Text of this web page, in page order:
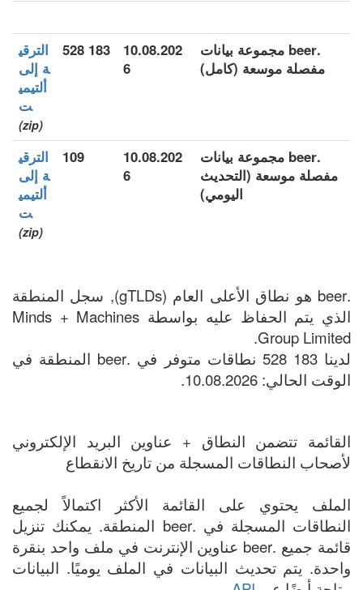
.beer مجموعة بيانات
مفصلة موسعة (كامل)
10.08.202
6
183 528
الترقي
ة إلى
ألتيمي
ت
(zip)
.beer مجموعة بيانات
مفصلة موسعة (التحديث
اليومي)
10.08.202
6
109
الترقي
ة إلى
ألتيمي
ت
(zip)
.beer هو نطاق الأعلى العام (gTLDs), سجل المنطقة
الذي يتم الحفاظ عليه بواسطة Minds + Machines
Group Limited.
لدينا 183 528 نطاقات متوفر في .beer المنطقة في
الوقت الحالي: 10.08.2026.
القائمة تتضمن النطاق + عناوين البريد الإلكتروني
لأصحاب النطاقات المسجلة من تاريخ الانقطاع
الملف يحتوي على القائمة الأكثر اكتمالاً لجميع
النطاقات المسجلة في .beer المنطقة. يمكنك تنزيل
قائمة جميع .beer عناوين الإنترنت في ملف واحد بنقرة
واحدة. يتم تحديث البيانات في الملف يوميًا. البيانات